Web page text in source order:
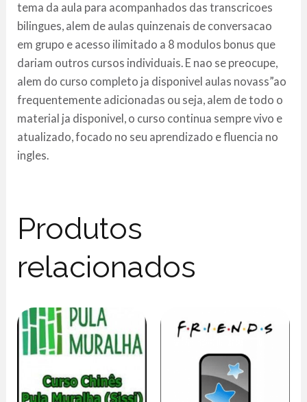
tema da aula para acompanhados das transcricoes
bilingues, alem de aulas quinzenais de conversacao
em grupo e acesso ilimitado a 8 modulos bonus que
dariam outros cursos individuais. E nao se preocupe,
alem do curso completo ja disponivel aulas novass”ao
frequentemente adicionadas ou seja, alem de todo o
material ja disponivel, o curso continua sempre vivo e
atualizado, focado no seu aprendizado e fluencia no
ingles.
Produtos
relacionados